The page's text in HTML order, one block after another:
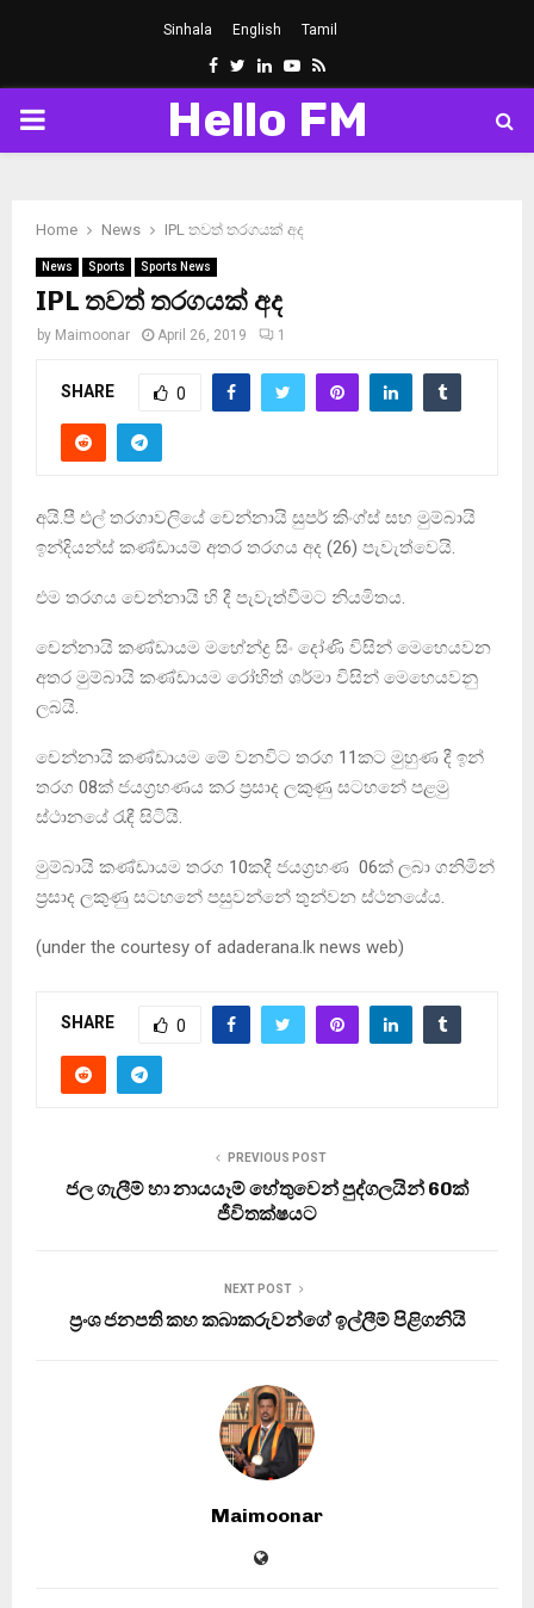
Sinhala English Tamil
Facebook
Twitter
LinkedinYoutube
Rss
PRIMARY
Hello FM
Home News IPL තවත් තරගයක් අද
News Sports Sports News
IPL තවත් තරගයක් අද
by Maimoonar April 26, 2019 1
SHARE 0
අයි.පී එල් තරගාවලියේ චෙන්නායි සුපර් කිංග්ස් සහ මුම්බායි
ඉන්දියන්ස් කණ්ඩායම් අතර තරගය අද (26) පැවැත්වෙයි.
එම තරගය චෙන්නායි හි දී පැවැත්වීමට නියමිතය.
චෙන්නායි කණ්ඩායම මහේන්ද්‍ර සිං දෝණි විසින් මෙහෙයවන
අතර මුම්බායි කණ්ඩායම රෝහිත් ශර්මා විසින් මෙහෙයවනු
ලබයි.
චෙන්නායි කණ්ඩායම මේ වනවිට තරග 11කට මුහුණ දී ඉන්
තරග 08ක් ජයග්‍රහණය කර ප්‍රසාද ලකුණු සටහනේ පළමු
ස්ථානයේ රැඳී සිටියි.
මුම්බායි කණ්ඩායම තරග 10කදී ජයග්‍රහණ 06ක් ලබා ගනිමින්
ප්‍රසාද ලකුණු සටහනේ පසුවන්නේ තුන්වන ස්ථනයේය.
(under the courtesy of adaderana.lk news web)
SHARE 0
PREVIOUS POST
ජල ගැලීම් හා නායයෑම් හේතුවෙන් පුද්ගලයින් 60ක්
ජීවිතක්ෂයට
NEXT POST
ප්‍රංශ ජනපති කහ කබාකරුවන්ගේ ඉල්ලීම් පිළිගනියි
Maimoonar